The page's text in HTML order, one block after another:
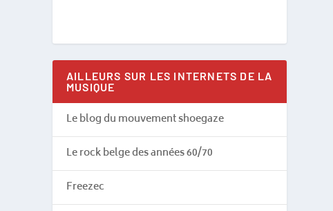
AILLEURS SUR LES INTERNETS DE LA
MUSIQUE
Le blog du mouvement shoegaze
Le rock belge des années 60/70
Freezec